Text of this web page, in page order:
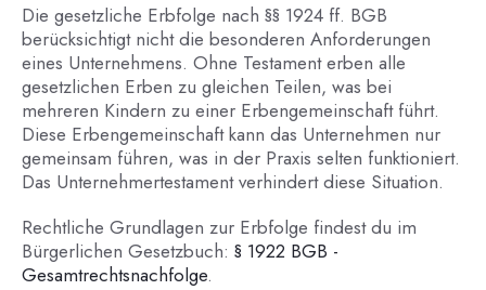
Die gesetzliche Erbfolge nach §§ 1924 ff. BGB
berücksichtigt nicht die besonderen Anforderungen
eines Unternehmens. Ohne Testament erben alle
gesetzlichen Erben zu gleichen Teilen, was bei
mehreren Kindern zu einer Erbengemeinschaft führt.
Diese Erbengemeinschaft kann das Unternehmen nur
gemeinsam führen, was in der Praxis selten funktioniert.
Das Unternehmertestament verhindert diese Situation.
Rechtliche Grundlagen zur Erbfolge findest du im
Bürgerlichen Gesetzbuch: § 1922 BGB -
Gesamtrechtsnachfolge.